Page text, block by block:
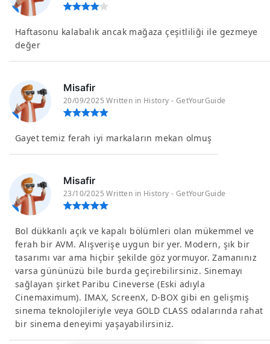
Haftasonu kalabalık ancak mağaza çeşitliliği ile gezmeye
değer
Misafir
20/09/2025 Written in History - GetYourGuide
Gayet temiz ferah iyi markaların mekan olmuş
Misafir
23/10/2025 Written in History - GetYourGuide
Bol dükkanlı açık ve kapalı bölümleri olan mükemmel ve
ferah bir AVM. Alışverişe uygun bir yer. Modern, şık bir
tasarımı var ama hiçbir şekilde göz yormuyor. Zamanınız
varsa gününüzü bile burda geçirebilirsiniz. Sinemayı
sağlayan şirket Paribu Cineverse (Eski adıyla
Cinemaximum). IMAX, ScreenX, D-BOX gibi en gelişmiş
sinema teknolojileriyle veya GOLD CLASS odalarında rahat
bir sinema deneyimi yaşayabilirsiniz.